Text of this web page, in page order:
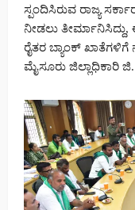
ಸ್ಪಂದಿಸಿರುವ ರಾಜ್ಯ
ನೀಡಲು
ರೈತರ ಬ್ಯಾಂಕ್
ಮೈಸೂರು ಜಿಲ್ಲಾಧಿಕಾರಿ ಜಿ.